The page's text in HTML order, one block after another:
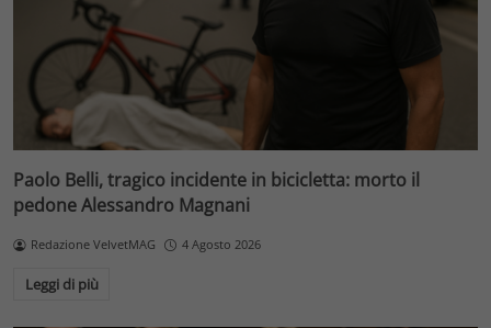
Paolo Belli, tragico incidente in bicicletta: morto il
pedone Alessandro Magnani
Redazione VelvetMAG 4 Agosto 2026
Leggi di più